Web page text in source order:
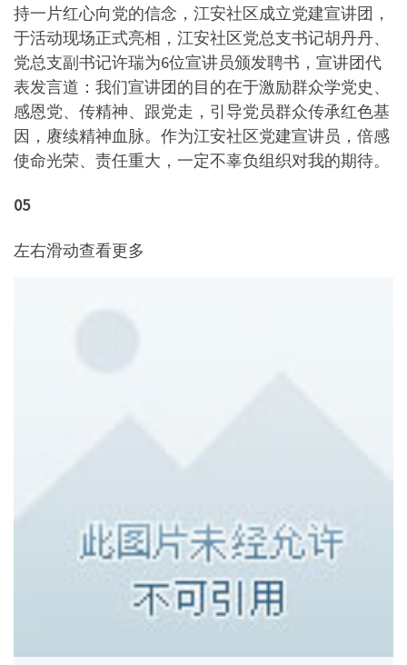
持一片红心向党的信念，江安社区成立党建宣讲团，
于活动现场正式亮相，江安社区党总支书记胡丹丹、
党总支副书记许瑞为6位宣讲员颁发聘书，宣讲团代
表发言道：我们宣讲团的目的在于激励群众学党史、
感恩党、传精神、跟党走，引导党员群众传承红色基
因，赓续精神血脉。作为江安社区党建宣讲员，倍感
使命光荣、责任重大，一定不辜负组织对我的期待。
05
左右滑动查看更多